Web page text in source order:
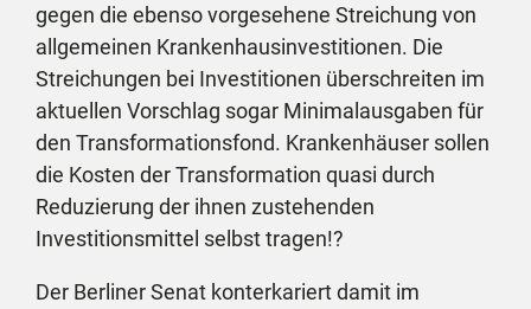
gegen die ebenso vorgesehene Streichung von
allgemeinen Krankenhausinvestitionen. Die
Streichungen bei Investitionen überschreiten im
aktuellen Vorschlag sogar Minimalausgaben für
den Transformationsfond. Krankenhäuser sollen
die Kosten der Transformation quasi durch
Reduzierung der ihnen zustehenden
Investitionsmittel selbst tragen!?
Der Berliner Senat konterkariert damit im